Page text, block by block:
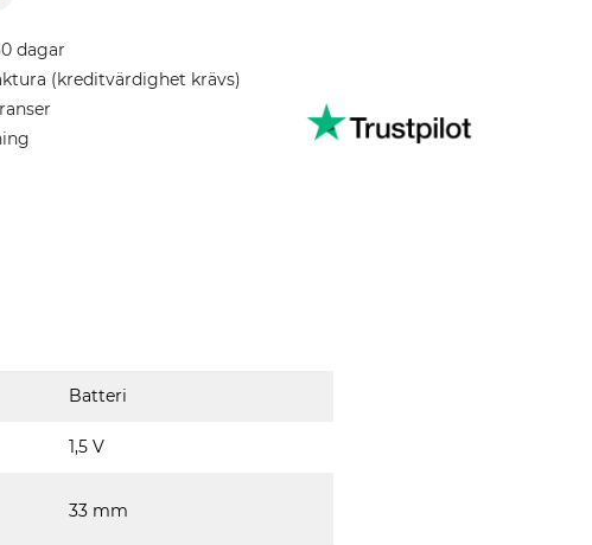
dagar
(kreditvärdighet krävs)
Batteri
1,5 V
33 mm